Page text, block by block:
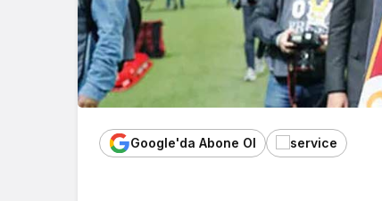
Google'da Abone Ol